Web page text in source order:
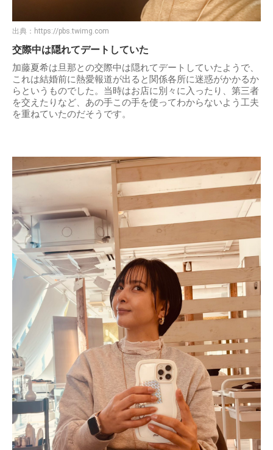
出典： https://pbs.twimg.com
交際中は隠れてデートしていた
加藤夏希は旦那との交際中は隠れてデートしていたようで、
これは結婚前に熱愛報道が出ると関係各所に迷惑がかかるか
らというものでした。当時はお店に別々に入ったり、第三者
を交えたりなど、あの手この手を使ってわからないよう工夫
を重ねていたのだそうです。